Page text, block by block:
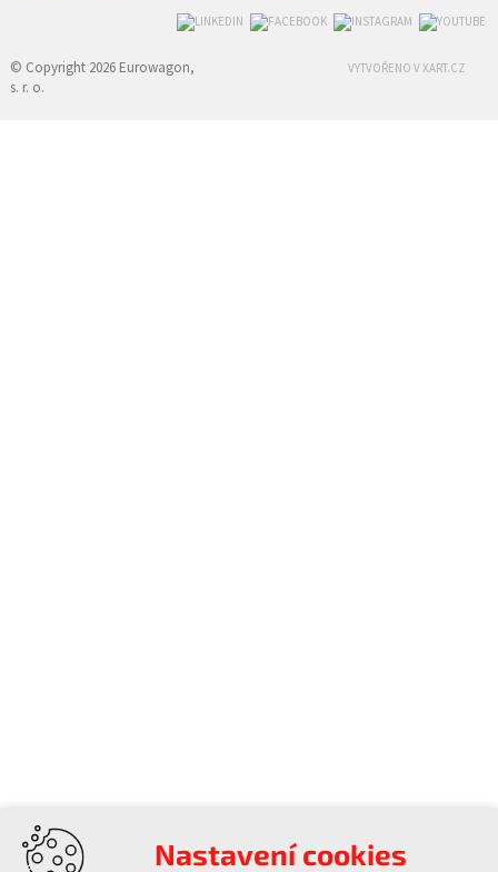
© Copyright 2026 Eurowagon,
s. r. o.
VYTVOŘENO V XART.CZ
Nastavení cookies